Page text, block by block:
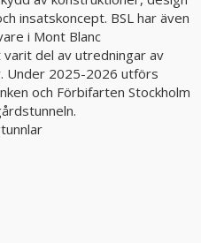
insatskoncept. BSL har även
i Mont Blanc
del av utredningar av
Under 2025-2026 utförs
och Förbifarten Stockholm